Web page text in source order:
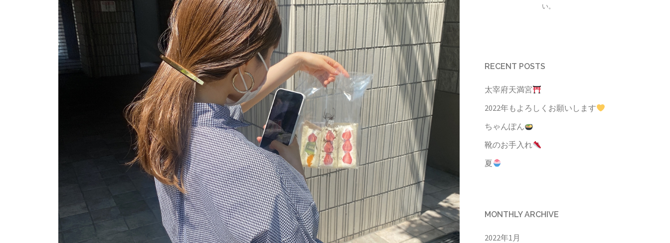
い。
RECENT POSTS
太宰府天満宮
2022年もよろしくお願いします
ちゃんぽん
靴のお手入れ
夏
MONTHLY ARCHIVE
2022年1月